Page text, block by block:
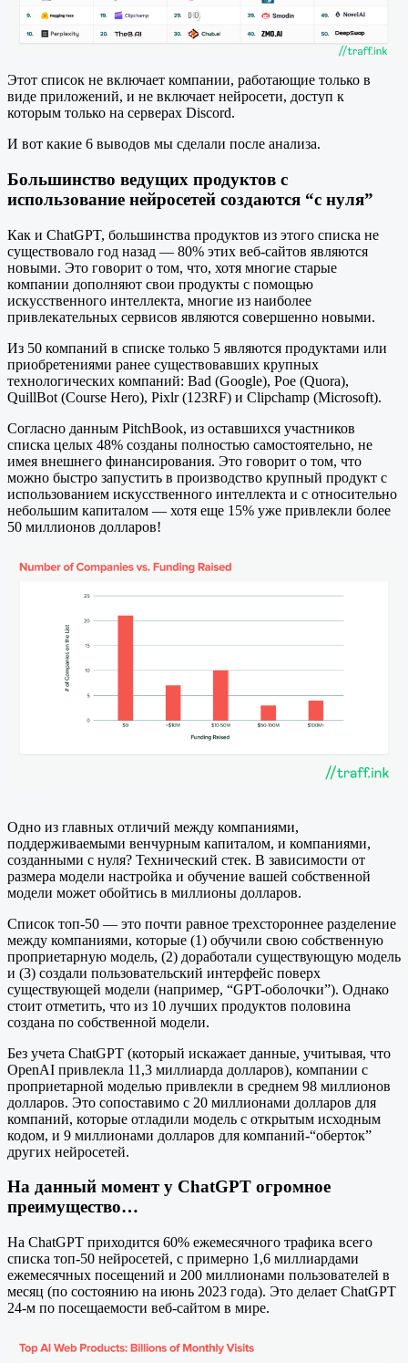
Этот список не включает компании, работающие только в
виде приложений, и не включает нейросети, доступ к
которым только на серверах Discord.
И вот какие 6 выводов мы сделали после анализа.
Большинство ведущих продуктов с
использование нейросетей создаются “с нуля”
Как и ChatGPT, большинства продуктов из этого списка не
существовало год назад — 80% этих веб-сайтов являются
новыми. Это говорит о том, что, хотя многие старые
компании дополняют свои продукты с помощью
искусственного интеллекта, многие из наиболее
привлекательных сервисов являются совершенно новыми.
Из 50 компаний в списке только 5 являются продуктами или
приобретениями ранее существовавших крупных
технологических компаний: Bad (Google), Poe (Quora),
QuillBot (Course Hero), Pixlr (123RF) и Clipchamp (Microsoft).
Согласно данным PitchBook, из оставшихся участников
списка целых 48% созданы полностью самостоятельно, не
имея внешнего финансирования. Это говорит о том, что
можно быстро запустить в производство крупный продукт с
использованием искусственного интеллекта и с относительно
небольшим капиталом — хотя еще 15% уже привлекли более
50 миллионов долларов!
Одно из главных отличий между компаниями,
поддерживаемыми венчурным капиталом, и компаниями,
созданными с нуля? Технический стек. В зависимости от
размера модели настройка и обучение вашей собственной
модели может обойтись в миллионы долларов.
Список топ-50 — это почти равное трехстороннее разделение
между компаниями, которые (1) обучили свою собственную
проприетарную модель, (2) доработали существующую модель
и (3) создали пользовательский интерфейс поверх
существующей модели (например, “GPT-оболочки”). Однако
стоит отметить, что из 10 лучших продуктов половина
создана по собственной модели.
Без учета ChatGPT (который искажает данные, учитывая, что
OpenAI привлекла 11,3 миллиарда долларов), компании с
проприетарной моделью привлекли в среднем 98 миллионов
долларов. Это сопоставимо с 20 миллионами долларов для
компаний, которые отладили модель с открытым исходным
кодом, и 9 миллионами долларов для компаний-“оберток”
других нейросетей.
На данный момент у ChatGPT огромное
преимущество…
На ChatGPT приходится 60% ежемесячного трафика всего
списка топ-50 нейросетей, с примерно 1,6 миллиардами
ежемесячных посещений и 200 миллионами пользователей в
месяц (по состоянию на июнь 2023 года). Это делает ChatGPT
24-м по посещаемости веб-сайтом в мире.